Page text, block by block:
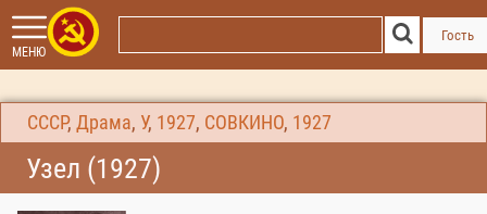
МЕНЮ
Гость
СССР, Драма, У, 1927, СОВКИНО, 1927
Узел (1927)